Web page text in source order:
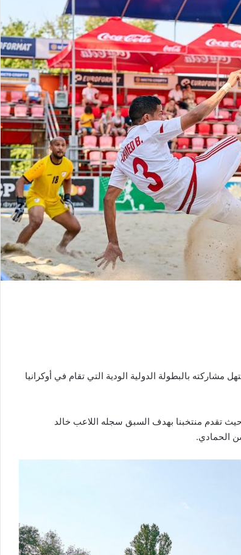
بالبطولة الدولية الودية التي تقام في أوكرانيا
تقدم منتخبنا بهدف السبق سجله اللاعب خالد
الحمادي.